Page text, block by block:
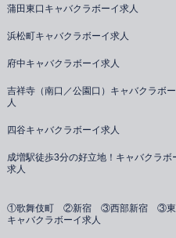
蒲田東口キャバクラボーイ求人
浜松町キャバクラボーイ求人
府中キャバクラボーイ求人
吉祥寺（南口／公園口）キャバクラボ
人
四谷キャバクラボーイ求人
成増駅徒歩3分の好立地！キャバクラボ
求人
①歌舞伎町 ②新宿 ③西部新宿 ③東
キャバクラボーイ求人